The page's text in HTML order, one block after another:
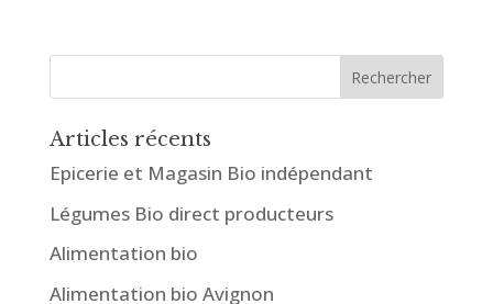
Articles récents
Epicerie et Magasin Bio indépendant
Légumes Bio direct producteurs
Alimentation bio
Alimentation bio Avignon